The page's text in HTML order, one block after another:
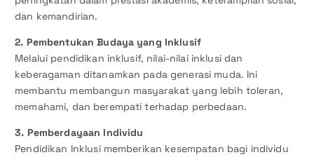
dan kemandirian.
2. Pembentukan Budaya yang Inklusif
Melalui pendidikan inklusif, nilai-nilai inklusi dan
keberagaman ditanamkan pada generasi muda. Ini
membantu membangun masyarakat yang lebih toleran,
memahami, dan berempati terhadap perbedaan.
3. Pemberdayaan Individu
Pendidikan Inklusi memberikan kesempatan bagi individu